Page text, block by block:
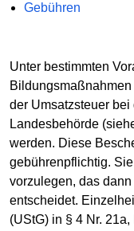
Gebühren
Unter bestimmten
der Umsatzsteuer
Landesbehörde
werden. Diese
gebührenpflichtig.
vorzulegen, das
entscheidet.
(UStG) in § 4 Nr.